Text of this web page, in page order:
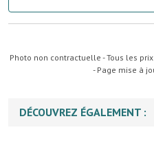
Photo non contractuelle - Tous les
- Page mise à
DÉCOUVREZ ÉGALEMENT :